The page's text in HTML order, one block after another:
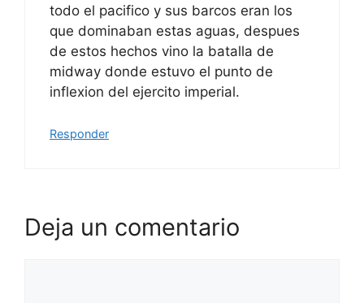
todo el pacifico y sus barcos eran los
que dominaban estas aguas, despues
de estos hechos vino la batalla de
midway donde estuvo el punto de
inflexion del ejercito imperial.
Responder
Deja un comentario